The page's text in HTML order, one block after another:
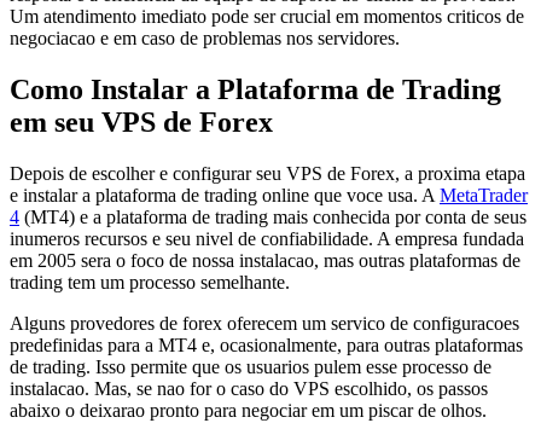
Um atendimento imediato pode ser crucial em momentos criticos de
negociacao e em caso de problemas nos servidores.
Como Instalar a Plataforma de Trading
em seu VPS de Forex
Depois de escolher e configurar seu VPS de Forex, a proxima etapa
e instalar a plataforma de trading online que voce usa. A MetaTrader
4 (MT4) e a plataforma de trading mais conhecida por conta de seus
inumeros recursos e seu nivel de confiabilidade. A empresa fundada
em 2005 sera o foco de nossa instalacao, mas outras plataformas de
trading tem um processo semelhante.
Alguns provedores de forex oferecem um servico de configuracoes
predefinidas para a MT4 e, ocasionalmente, para outras plataformas
de trading. Isso permite que os usuarios pulem esse processo de
instalacao. Mas, se nao for o caso do VPS escolhido, os passos
abaixo o deixarao pronto para negociar em um piscar de olhos.